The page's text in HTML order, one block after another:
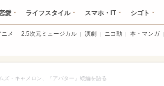
愛 ライフスタイル スマホ・IT シゴト
ニメ 2.5次元ミュージカル 演劇 ニコ動 本・マンガ
ズ・キャメロン、『アバター』続編を語る